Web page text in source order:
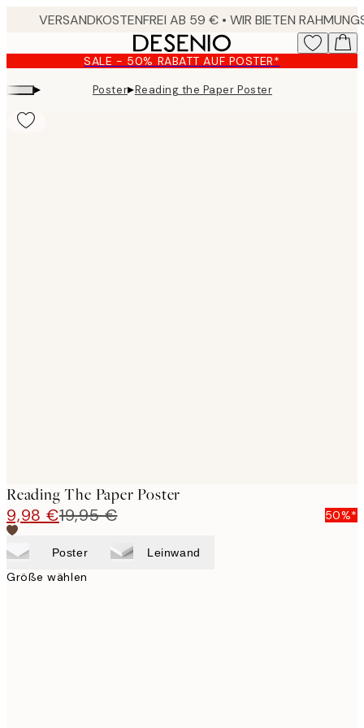
content.
SALE - 50% RABATT AUF POSTER*
▸ Poster▸Reading the Paper Poster
Reading The Paper Poster
9,98 €19,95 € 50%*
Poster Leinwand
Größe wählen